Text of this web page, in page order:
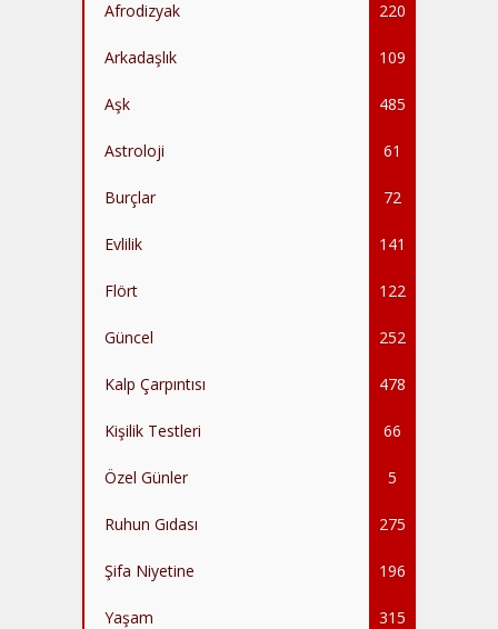
Afrodizyak 220
Arkadaşlık 109
Aşk 485
Astroloji 61
Burçlar 72
Evlilik 141
Flört 122
Güncel 252
Kalp Çarpıntısı 478
Kişilik Testleri 66
Özel Günler 5
Ruhun Gıdası 275
Şifa Niyetine 196
Yaşam 315